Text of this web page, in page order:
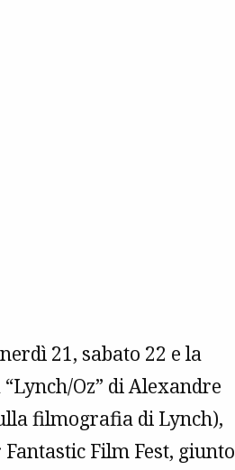
21, sabato 22 e la
Oz” di Alexandre
filmografia di Lynch),
Film Fest, giunto